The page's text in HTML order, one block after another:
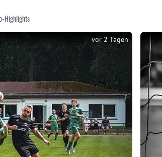
Highlights
vor 2 Tagen